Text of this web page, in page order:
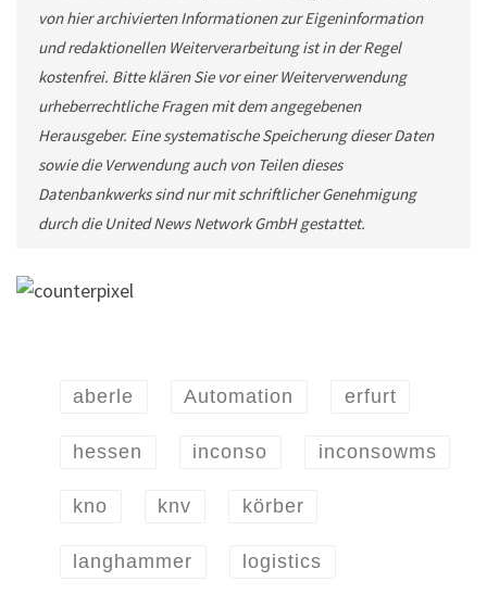
von hier archivierten Informationen zur Eigeninformation
und redaktionellen Weiterverarbeitung ist in der Regel
kostenfrei. Bitte klären Sie vor einer Weiterverwendung
urheberrechtliche Fragen mit dem angegebenen
Herausgeber. Eine systematische Speicherung dieser Daten
sowie die Verwendung auch von Teilen dieses
Datenbankwerks sind nur mit schriftlicher Genehmigung
durch die United News Network GmbH gestattet.
aberle Automation erfurt
hessen inconso inconsowms
kno knv körber
langhammer logistics